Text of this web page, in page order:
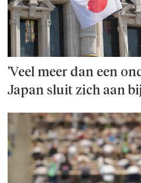
'Veel meer dan een
Japan sluit zich aan